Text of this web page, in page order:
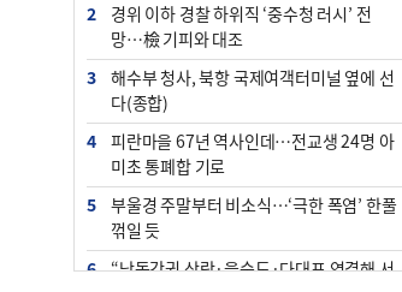
2
경위 이하 경찰 하위직 ‘중수청 러시’ 전
망…檢 기피와 대조
3
해수부 청사, 북항 국제여객터미널 옆에 선
다(종합)
4
피란마을 67년 역사인데…전교생 24명 아
미초 통폐합 기로
5
부울경 주말부터 비소식…‘극한 폭염’ 한풀
꺾일 듯
6
“낙동강권 삼락·을숙도·다대포 연결해 서